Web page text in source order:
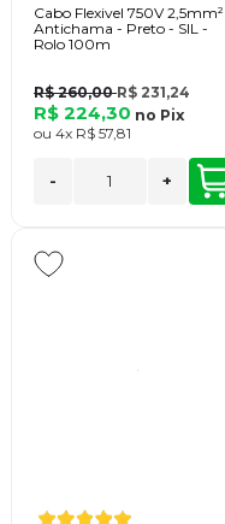
Cabo Flexivel 750V 2,5mm²
Antichama - Preto - SIL -
Rolo 100m
R$ 260,00R$ 231,24
R$ 224,30 no Pix
ou 4x R$ 57,81
- +